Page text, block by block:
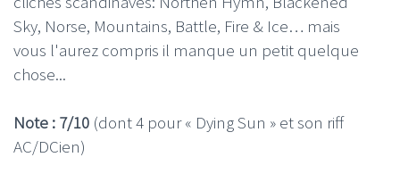
Sky, Norse, Mountains, Battle, Fire & Ice… mais
vous l'aurez compris il manque un petit quelque
chose...
Note : 7/10 (dont 4 pour « Dying Sun » et son riff
AC/DCien)